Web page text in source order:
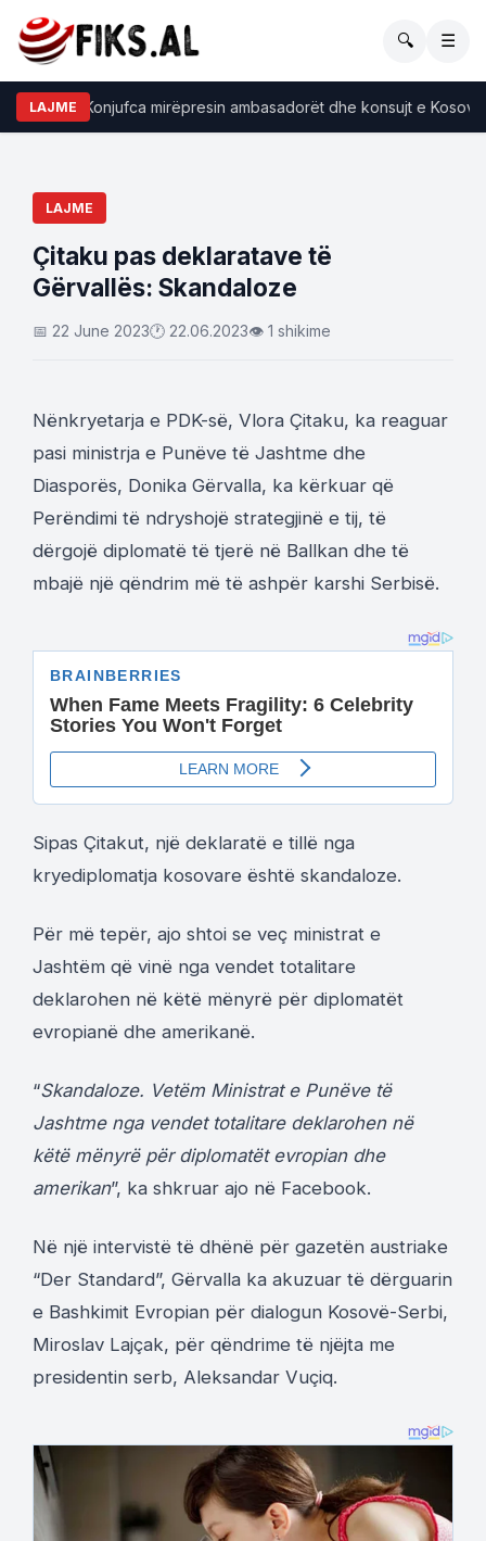
🔍 ☰
LAJME
Kurti e Konjufca mirëpresin ambasadorët dhe konsujt e Kosovës
LAJME
Çitaku pas deklaratave të
Gërvallës: Skandaloze
📅 22 June 2023🕐 22.06.2023👁 1 shikime
Nënkryetarja e PDK-së, Vlora Çitaku, ka reaguar
pasi ministrja e Punëve të Jashtme dhe
Diasporës, Donika Gërvalla, ka kërkuar që
Perëndimi të ndryshojë strategjinë e tij, të
dërgojë diplomatë të tjerë në Ballkan dhe të
mbajë një qëndrim më të ashpër karshi Serbisë.
Sipas Çitakut, një deklaratë e tillë nga
kryediplomatja kosovare është skandaloze.
Për më tepër, ajo shtoi se veç ministrat e
Jashtëm që vinë nga vendet totalitare
deklarohen në këtë mënyrë për diplomatët
evropianë dhe amerikanë.
“Skandaloze. Vetëm Ministrat e Punëve të
Jashtme nga vendet totalitare deklarohen në
këtë mënyrë për diplomatët evropian dhe
amerikan”, ka shkruar ajo në Facebook.
Në një intervistë të dhënë për gazetën austriake
“Der Standard”, Gërvalla ka akuzuar të dërguarin
e Bashkimit Evropian për dialogun Kosovë-Serbi,
Miroslav Lajçak, për qëndrime të njëjta me
presidentin serb, Aleksandar Vuçiq.